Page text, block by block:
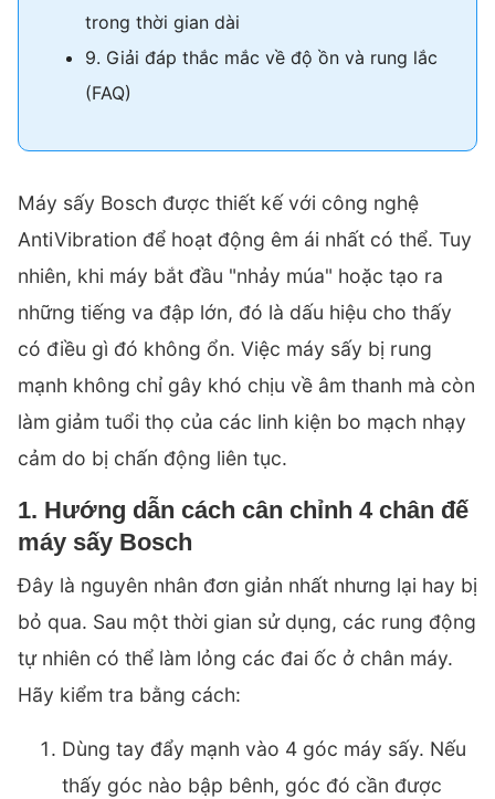
trong thời gian dài
9. Giải đáp thắc mắc về độ ồn và rung lắc
(FAQ)
Máy sấy Bosch được thiết kế với công nghệ
AntiVibration để hoạt động êm ái nhất có thể. Tuy
nhiên, khi máy bắt đầu "nhảy múa" hoặc tạo ra
những tiếng va đập lớn, đó là dấu hiệu cho thấy
có điều gì đó không ổn. Việc máy sấy bị rung
mạnh không chỉ gây khó chịu về âm thanh mà còn
làm giảm tuổi thọ của các linh kiện bo mạch nhạy
cảm do bị chấn động liên tục.
1. Hướng dẫn cách cân chỉnh 4 chân đế
máy sấy Bosch
Đây là nguyên nhân đơn giản nhất nhưng lại hay bị
bỏ qua. Sau một thời gian sử dụng, các rung động
tự nhiên có thể làm lỏng các đai ốc ở chân máy.
Hãy kiểm tra bằng cách:
Dùng tay đẩy mạnh vào 4 góc máy sấy. Nếu
thấy góc nào bập bênh, góc đó cần được